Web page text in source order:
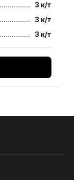
3 к/т
3 к/т
3 к/т